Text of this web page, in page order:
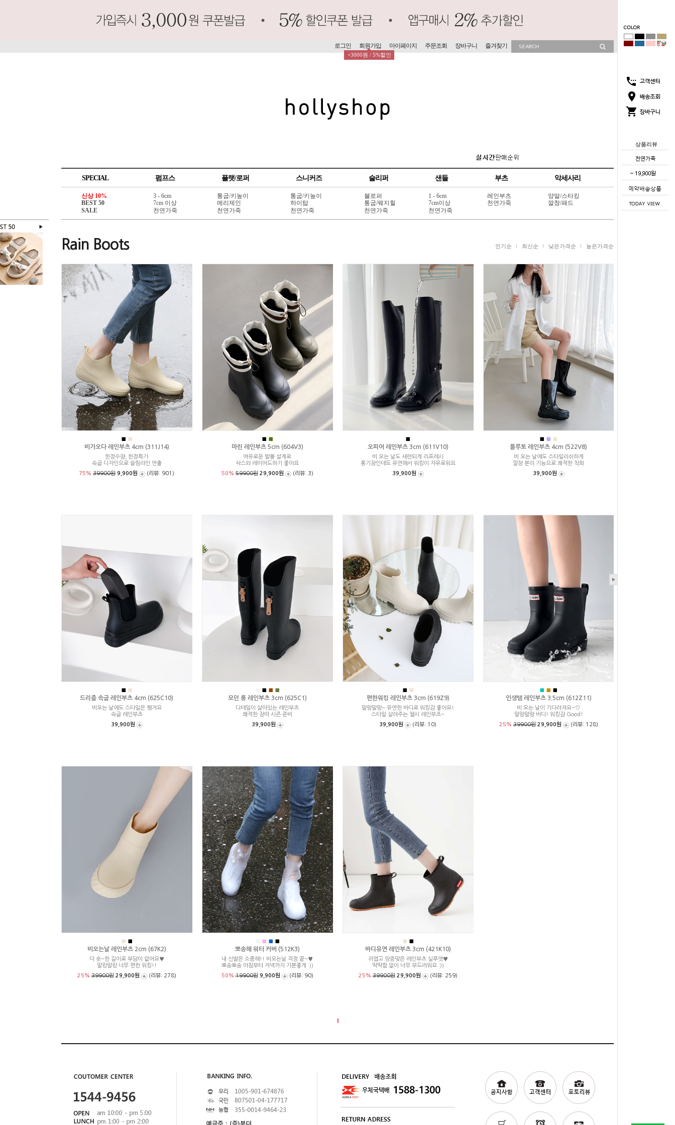
상품리뷰
로그인 회원가입
+3000원 / 5%할인
마이페이지 주문조회 장바구니 즐겨찾기
SPECIAL 펌프스 플랫/로퍼 스니커즈 슬리퍼 샌들 부츠 악세사리
신상 10%
BEST 50
SALE
3 - 6cm
7cm 이상
천연가죽
통굽/키높이
메리제인
천연가죽
통굽/키높이
하이탑
천연가죽
블로퍼
통굽/웨지힐
천연가죽
1 - 6cm
7cm이상
천연가죽
레인부츠
천연가죽
양말/스타킹
깔창/패드
Rain Boots 인기순 최신순 낮은가격순 높은가격순
■
비가오다 레인부츠 4cm (311J14)
한정수량, 한정특가
속굽 디자인으로 슬림라인 연출
75% 39900원 9,900원 (리뷰: 901)
■ ■
마린 레인부츠 5cm (604V3)
여유로운 발볼 설계로
삭스와 레이어드하기 좋아요
50%59900원 29,900원 (리뷰: 3)
■
오피어 레인부츠 3cm (611V10)
비 오는 날도 세련되게 리프레시
롱기장인데도 유연해서 워킹이 자유로워요
39,900원
■ ■
플루토 레인부츠 4cm (522V8)
비 오는 날에도 스타일리쉬하게
깔창 분리 기능으로 쾌적한 착화
39,900원
■
드리즐 속굽 레인부츠 4cm (625C10)
비오는 날에도 스타일은 챙겨요
속굽 레인부츠
39,900원
■ ■ ■
모던 롱 레인부츠 3cm (625C1)
디테일이 살아있는 레인부츠
쾌적한 장마 시즌 준비
39,900원
■
편한워킹 레인부츠 3cm (619Z9)
말랑말랑~ 유연한 바디로 워킹감 좋아요!
스타일 살려주는 첼시 레인부츠~
39,900원
(리뷰: 10)
■ ■ ■
인생템 레인부츠 3.5cm (612Z11)
비 오는 날이 기다려져요~♡
말랑말랑 바디! 워킹감 Good!
25%39900원 29,900원 (리뷰: 128)
■
비오는날 레인부츠 2cm (67K2)
더 숏~한 길이로 부담이 없어요♥
말캉말캉 너무 편한 워킹!!
25%39900원 29,900원 (리뷰: 278)
■ ■ ■
뽀송해 워터 커버 (512K3)
내 신발은 소중해!! 비오는날 걱정 끝~♥
뽀송뽀송 아침부터 저녁까지 기분좋게 :))
50%19900원 9,900원 (리뷰: 90)
■
바디유연 레인부츠 3cm (421K10)
귀엽고 앙증맞은 레인부츠 실루엣♥
딱딱함 없이 너무 부드러워요 :))
25%39900원 29,900원 (리뷰: 259)
1